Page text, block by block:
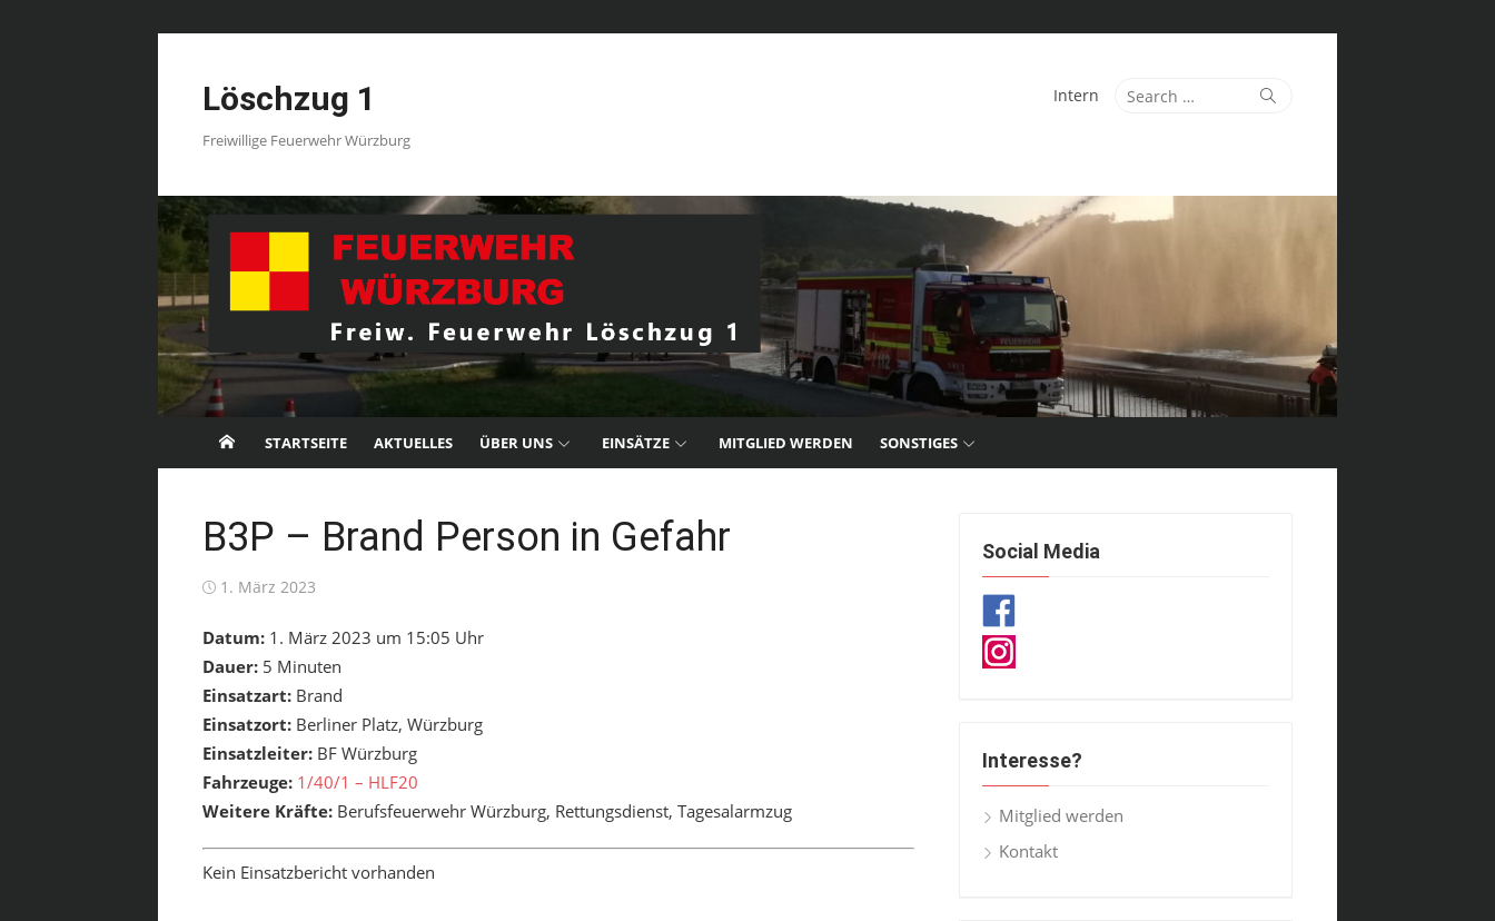
Löschzug 1
Freiwillige Feuerwehr Würzburg
Search
Search
Intern
STARTSEITE AKTUELLES ÜBER UNS EINSÄTZE MITGLIED WERDEN SONSTIGES
B3P – Brand Person in Gefahr
Posted
1. März 2023
Datum: 1. März 2023 um 15:05 Uhr
Dauer: 5 Minuten
Einsatzart: Brand
Einsatzort: Berliner Platz, Würzburg
Einsatzleiter: BF Würzburg
Fahrzeuge: 1/40/1 – HLF20
Weitere Kräfte: Berufsfeuerwehr Würzburg, Rettungsdienst, Tagesalarmzug
Kein Einsatzbericht vorhanden
Social Media
Interesse?
Mitglied werden
Kontakt